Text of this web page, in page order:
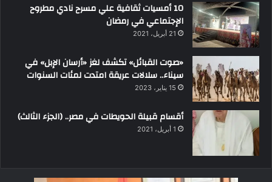
10 أمسيات ثقافية علي مسرح نادي مطروح
الإجتماعي في رمضان
21 أبريل، 2021
«صوت القبائل» تكشف لغز «أرسان الإبل» في
سيناء.. سلالات عريقة امتدت لمئات السنوات
15 يناير، 2023
أقسام قبيلة الحويطات في مصر.. (الجزء الثالث)
1 أبريل، 2021